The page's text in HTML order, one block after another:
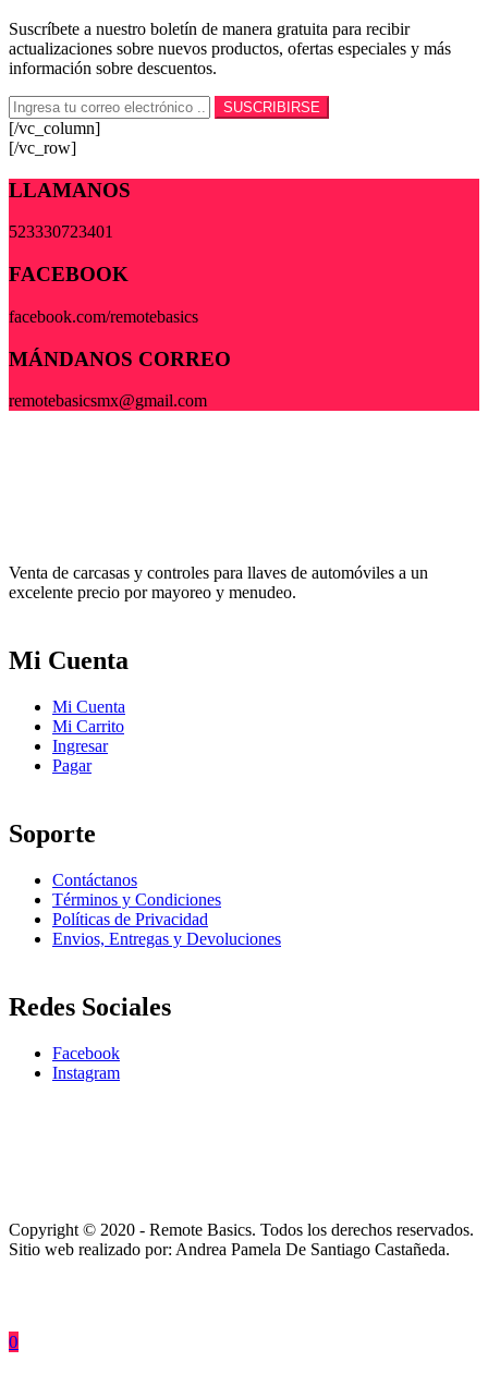
Suscríbete a nuestro boletín de manera gratuita para recibir
actualizaciones sobre nuevos productos, ofertas especiales y más
información sobre descuentos.
[/vc_column]
[/vc_row]
LLAMANOS
523330723401
FACEBOOK
facebook.com/remotebasics
MÁNDANOS CORREO
remotebasicsmx@gmail.com
Venta de carcasas y controles para llaves de automóviles a un
excelente precio por mayoreo y menudeo.
Mi Cuenta
Mi Cuenta
Mi Carrito
Ingresar
Pagar
Soporte
Contáctanos
Términos y Condiciones
Políticas de Privacidad
Envios, Entregas y Devoluciones
Redes Sociales
Facebook
Instagram
Copyright © 2020 - Remote Basics. Todos los derechos reservados.
Sitio web realizado por: Andrea Pamela De Santiago Castañeda.
0